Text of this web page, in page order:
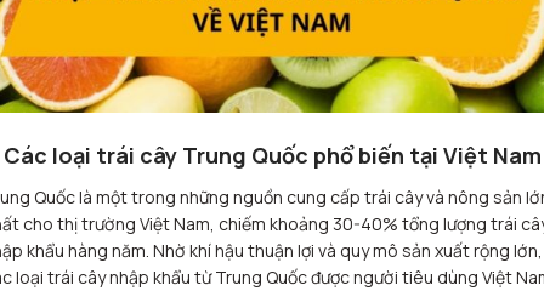
Các loại trái cây Trung Quốc phổ biến tại Việt Nam
Quốc là một trong những nguồn cung cấp trái cây và nông sản
cho thị trường Việt Nam, chiếm khoảng 30-40% tổng lượng trái
khẩu hàng năm. Nhờ khí hậu thuận lợi và quy mô sản xuất rộng lớn,
loại trái cây nhập khẩu từ Trung Quốc được người tiêu dùng Việt